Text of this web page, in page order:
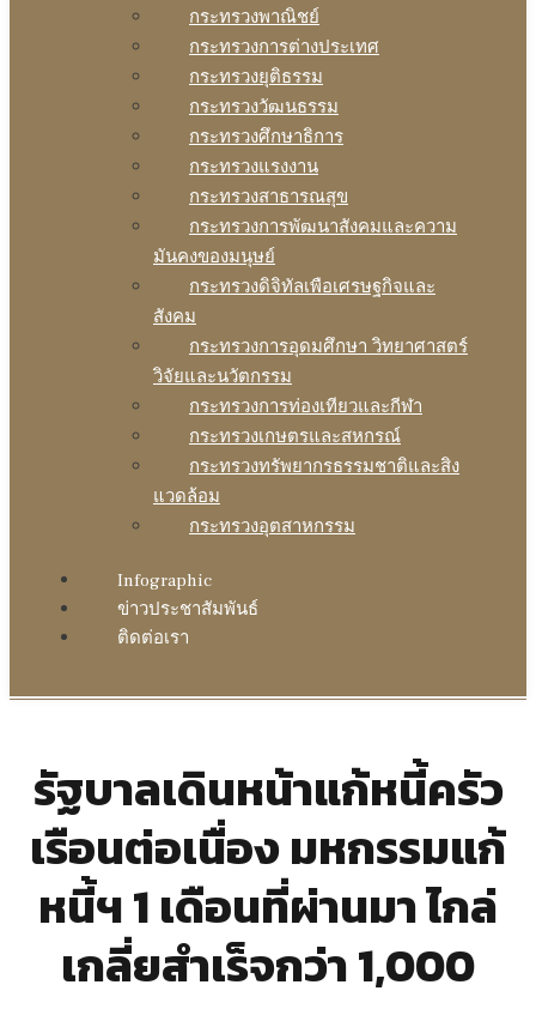
กระทรวงพาณิชย์
กระทรวงการต่างประเทศ
กระทรวงยุติธรรม
กระทรวงวัฒนธรรม
กระทรวงศึกษาธิการ
กระทรวงแรงงาน
กระทรวงสาธารณสุข
กระทรวงการพัฒนาสังคมและความ
มันคงของมนุษย์
กระทรวงดิจิทัลเพือเศรษฐกิจและ
สังคม
กระทรวงการอุดมศึกษา วิทยาศาสตร์
วิจัยและนวัตกรรม
กระทรวงการท่องเทียวและกีฬา
กระทรวงเกษตรและสหกรณ์
กระทรวงทรัพยากรธรรมชาติและสิง
แวดล้อม
กระทรวงอุตสาหกรรม
Infographic
ข่าวประชาสัมพันธ์
ติดต่อเรา
รัฐบาลเดินหน้าแก้หนี้ครัว
เรือนต่อเนื่อง มหกรรมแก้
หนี้ฯ 1 เดือนที่ผ่านมา ไกล่
เกลี่ยสำเร็จกว่า 1,000